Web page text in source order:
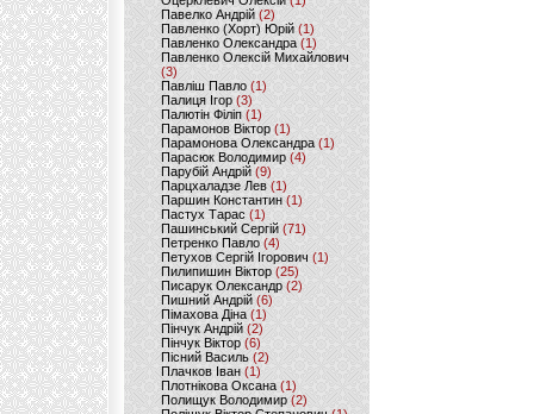
Павелко Андрій (2)
Павленко (Хорт) Юрій (1)
Павленко Олександра (1)
Павленко Олексій Михайлович
(3)
Павліш Павло(1)
Палиця Ігор (3)
Палютін Філіп(1)
Парамонов Віктор (1)
Парамонова Олександра(1)
Парасюк Володимир(4)
Парубій Андрій (9)
Парцхаладзе Лев (1)
Паршин Константин(1)
Пастух Тарас (1)
Пашинський Сергій (71)
Петренко Павло (4)
Петухов Сергій Ігорович (1)
Пилипишин Віктор(25)
Писарук Олександр(2)
Пишний Андрій (6)
Пімахова Діна(1)
Пінчук Андрій(2)
Пінчук Віктор (6)
Пісний Василь (2)
Плачков Іван(1)
Плотнікова Оксана (1)
Полищук Володимир(2)